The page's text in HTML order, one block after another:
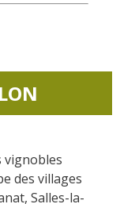
vignobles
des villages
Salles-la-